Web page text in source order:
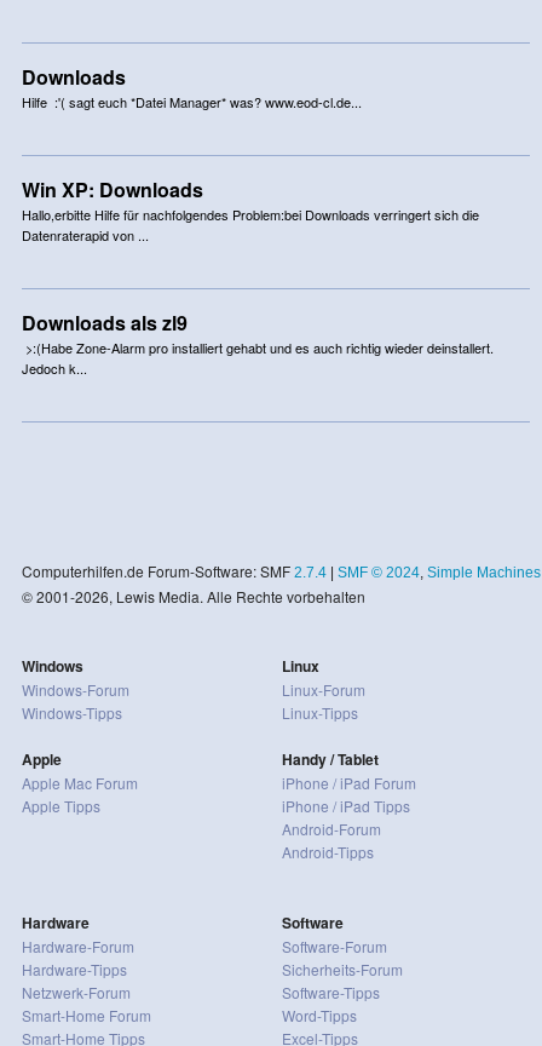
Downloads
Hilfe :'( sagt euch *Datei Manager* was? www.eod-cl.de...
Win XP: Downloads
Hallo,erbitte Hilfe für nachfolgendes Problem:bei Downloads verringert sich die
Datenraterapid von ...
Downloads als zl9
>:(Habe Zone-Alarm pro installiert gehabt und es auch richtig wieder deinstallert.
Jedoch k...
Computerhilfen.de Forum-Software: SMF 2.7.4| SMF © 2024, Simple Machines
© 2001-2026, Lewis Media. Alle Rechte vorbehalten
Windows
Windows-Forum
Windows-Tipps
Apple
Apple Mac Forum
Apple Tipps
Linux
Linux-Forum
Linux-Tipps
Handy / Tablet
iPhone / iPad Forum
iPhone / iPad Tipps
Android-Forum
Android-Tipps
Hardware
Hardware-Forum
Hardware-Tipps
Netzwerk-Forum
Smart-Home Forum
Smart-Home Tipps
Software
Software-Forum
Sicherheits-Forum
Software-Tipps
Word-Tipps
Excel-Tipps